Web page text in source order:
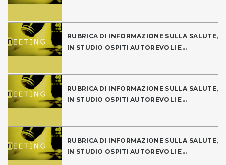
RUBRICA DI INFORMAZIONE SULLA SALUTE,
IN STUDIO OSPITI AUTOREVOLI E...
RUBRICA DI INFORMAZIONE SULLA SALUTE,
IN STUDIO OSPITI AUTOREVOLI E...
RUBRICA DI INFORMAZIONE SULLA SALUTE,
IN STUDIO OSPITI AUTOREVOLI E...